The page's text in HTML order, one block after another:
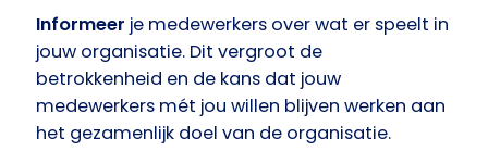
Informeer je medewerkers over wat er speelt in
jouw organisatie. Dit vergroot de
betrokkenheid en de kans dat jouw
medewerkers mét jou willen blijven werken aan
het gezamenlijk doel van de organisatie.